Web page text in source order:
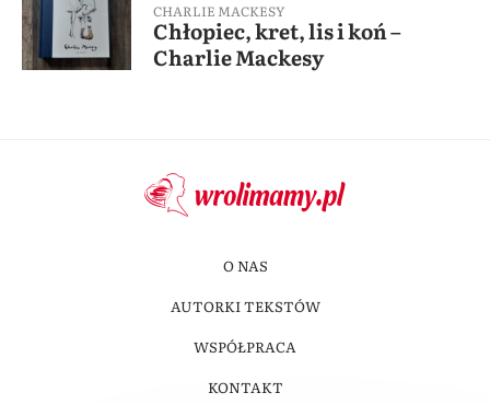
CHARLIE MACKESY
Chłopiec, kret, lis i koń –
Charlie Mackesy
O NAS
AUTORKI TEKSTÓW
WSPÓŁPRACA
KONTAKT